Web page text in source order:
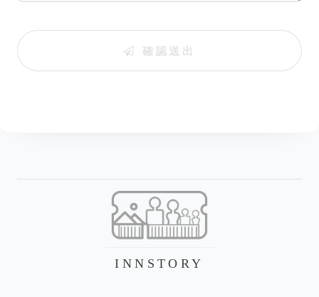
確認送出
INNSTORY